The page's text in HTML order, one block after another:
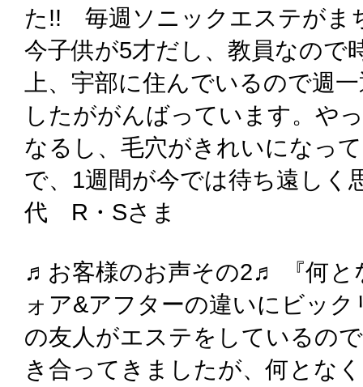
た!! 毎週ソニックエステがま
今子供が5才だし、教員なので
上、宇部に住んでいるので週
したががんばっています。や
なるし、毛穴がきれいになっ
で、1週間が今では待ち遠し
代 R・Sさま
♬お客様のお声その2♬ 『何と
ォア&アフターの違いにビッ
の友人がエステをしているの
き合ってきましたが、何とな